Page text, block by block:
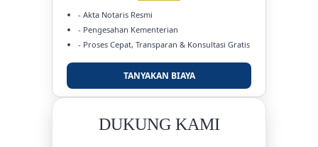
- Akta Notaris Resmi
- Pengesahan Kementerian
- Proses Cepat, Transparan & Konsultasi Gratis
TANYAKAN BIAYA
DUKUNG KAMI